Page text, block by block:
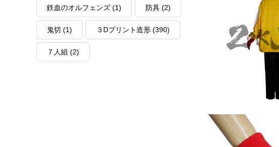
鉄血のオルフェンズ (1) 防具 (2)
鬼切 (1) ３Dプリント造形 (390)
７人組 (2)